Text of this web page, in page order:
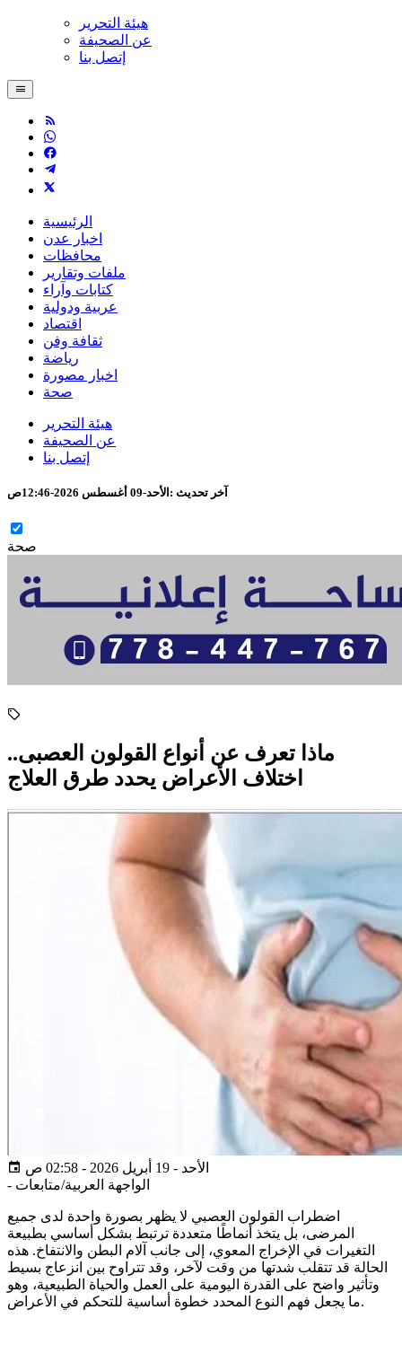
هيئة التحرير
عن الصحيفة
إتصل بنا
الرئيسية
اخبار عدن
محافظات
ملفات وتقارير
كتابات وآراء
عربية ودولية
اقتصاد
ثقافة وفن
رياضة
اخبار مصورة
صحة
هيئة التحرير
عن الصحيفة
إتصل بنا
آخر تحديث : الأحد-09 أغسطس 2026-12:46ص
صحة
ماذا تعرف عن أنواع القولون العصبى..
اختلاف الأعراض يحدد طرق العلاج
الأحد - 19 أبريل 2026 - 02:58 ص
- الواجهة العربية/متابعات
اضطراب القولون العصبي لا يظهر بصورة واحدة لدى جميع
المرضى، بل يتخذ أنماطًا متعددة ترتبط بشكل أساسي بطبيعة
التغيرات في الإخراج المعوي، إلى جانب آلام البطن والانتفاخ. هذه
الحالة قد تتقلب شدتها من وقت لآخر، وقد تتراوح بين انزعاج بسيط
وتأثير واضح على القدرة اليومية على العمل والحياة الطبيعية، وهو
ما يجعل فهم النوع المحدد خطوة أساسية للتحكم في الأعراض.